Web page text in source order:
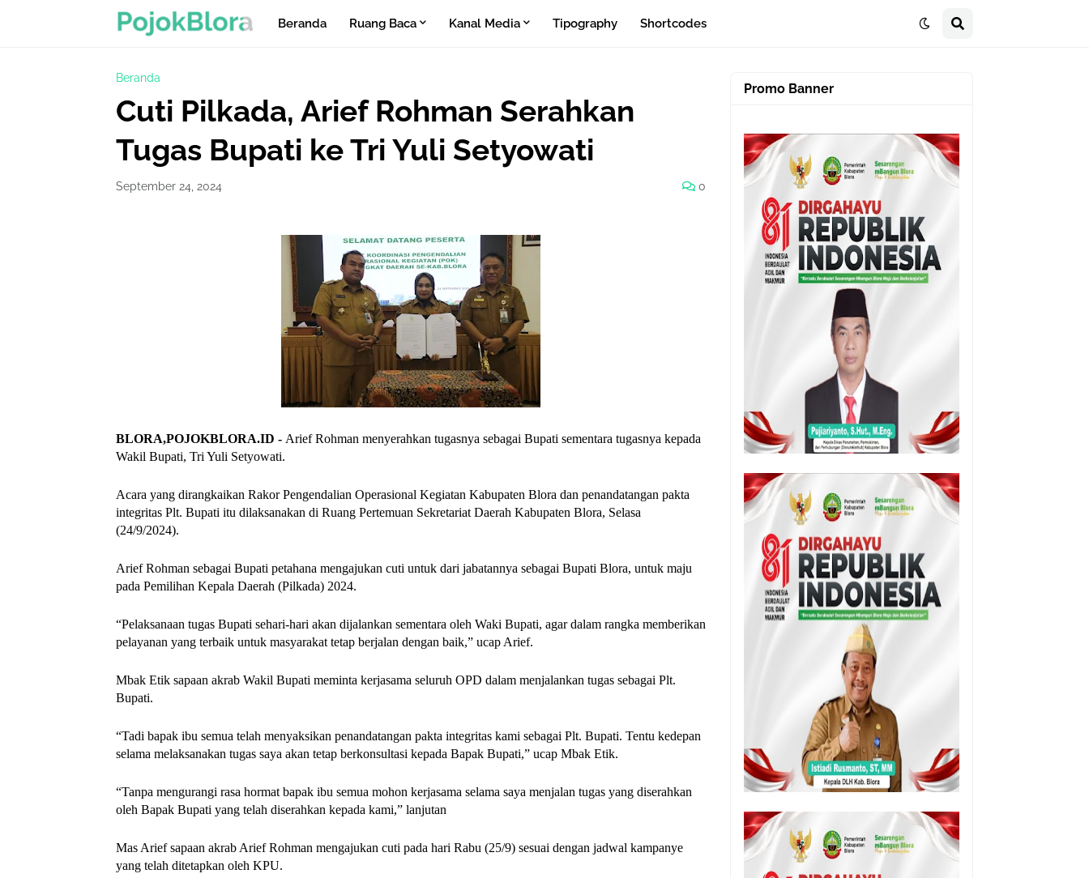
Beranda Ruang Baca Kanal Media Tipography Shortcodes
Beranda
Cuti Pilkada, Arief Rohman Serahkan
Tugas Bupati ke Tri Yuli Setyowati
September 24, 2024 0
BLORA,POJOKBLORA.ID - Arief Rohman menyerahkan tugasnya sebagai Bupati sementara tugasnya kepada
Wakil Bupati, Tri Yuli Setyowati.
Acara yang dirangkaikan Rakor Pengendalian Operasional Kegiatan Kabupaten Blora dan penandatangan pakta
integritas Plt. Bupati itu dilaksanakan di Ruang Pertemuan Sekretariat Daerah Kabupaten Blora, Selasa
(24/9/2024).
Arief Rohman sebagai Bupati petahana mengajukan cuti untuk dari jabatannya sebagai Bupati Blora, untuk maju
pada Pemilihan Kepala Daerah (Pilkada) 2024.
“Pelaksanaan tugas Bupati sehari-hari akan dijalankan sementara oleh Waki Bupati, agar dalam rangka memberikan
pelayanan yang terbaik untuk masyarakat tetap berjalan dengan baik,” ucap Arief.
Mbak Etik sapaan akrab Wakil Bupati meminta kerjasama seluruh OPD dalam menjalankan tugas sebagai Plt.
Bupati.
“Tadi bapak ibu semua telah menyaksikan penandatangan pakta integritas kami sebagai Plt. Bupati. Tentu kedepan
selama melaksanakan tugas saya akan tetap berkonsultasi kepada Bapak Bupati,” ucap Mbak Etik.
“Tanpa mengurangi rasa hormat bapak ibu semua mohon kerjasama selama saya menjalan tugas yang diserahkan
oleh Bapak Bupati yang telah diserahkan kepada kami,” lanjutan
Mas Arief sapaan akrab Arief Rohman mengajukan cuti pada hari Rabu (25/9) sesuai dengan jadwal kampanye
yang telah ditetapkan oleh KPU.
Promo Banner